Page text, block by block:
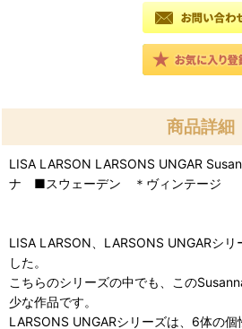
商品詳細
LISA LARSON LARSONS UNGAR
ナ ■スウェーデン ＊ヴィンテージ
LISA LARSON、LARSONS UNGARシ
した。
こちらのシリーズの中でも、この
少な作品です。
LARSONS UNGARシリーズは、6体の